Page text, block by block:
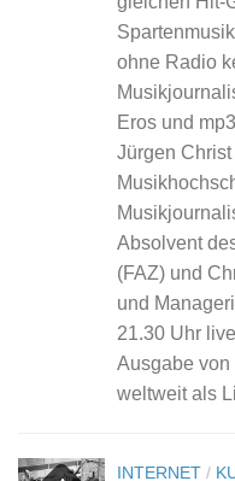
ohne Radio
Eros und
Jürgen
Absolvent
(FAZ) und
und
21.30 Uhr
Ausgabe von
weltweit als
INTERNET /